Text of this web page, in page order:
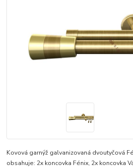
Kovová garnýž galvanizovaná dvoutyčová
obsahuje: 2x koncovka Fénix, 2x koncovka